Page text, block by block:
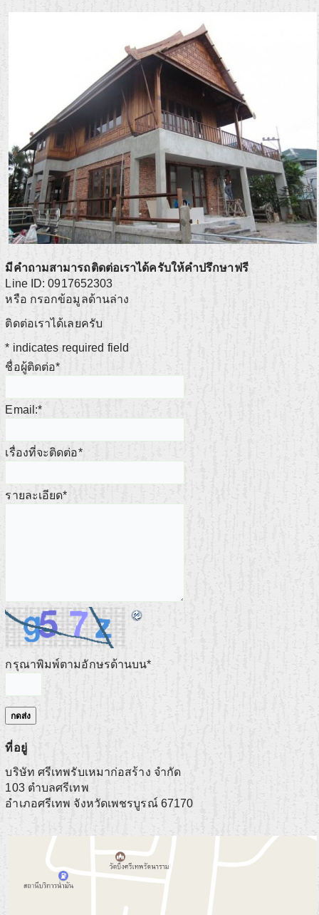
มีคำถามสามารถติดต่อเราได้ครับให้คำปรึกษาฟรี
Line ID: 0917652303
หรือ กรอกข้อมูลด้านล่าง
ติดต่อเราได้เลยครับ
* indicates required field
ชื่อผู้ติดต่อ*
Email:*
เรื่องที่จะติดต่อ*
รายละเอียด*
กรุณาพิมพ์ตามอักษรด้านบน*
ที่อยู่
บริษัท ศรีเทพรับเหมาก่อสร้าง จำกัด
103 ตำบลศรีเทพ
อำเภอศรีเทพ จังหวัดเพชรบูรณ์67170